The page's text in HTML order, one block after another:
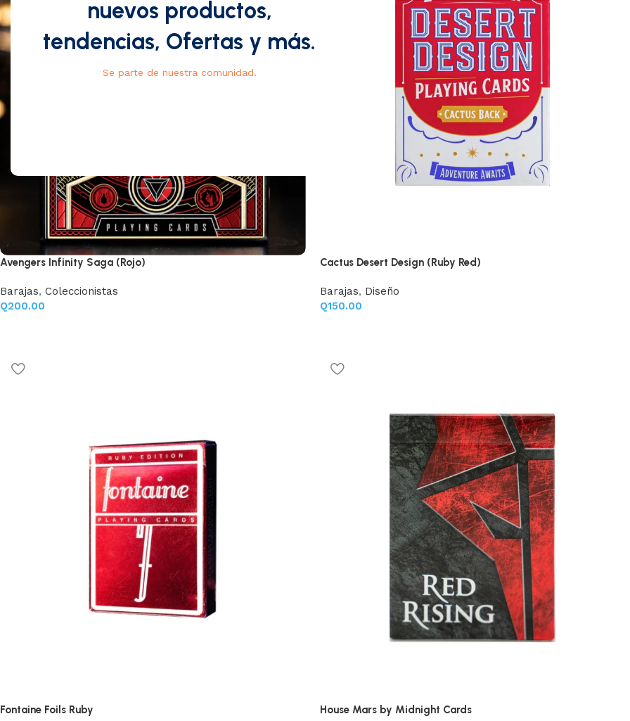
nuevos productos,
tendencias, Ofertas y más.
Se parte de nuestra comunidad.
Avengers Infinity Saga (Rojo)
Barajas, Coleccionistas
Q200.00
Cactus Desert Design (Ruby Red)
Barajas, Diseño
Q150.00
Fontaine Foils Ruby House Mars by Midnight Cards